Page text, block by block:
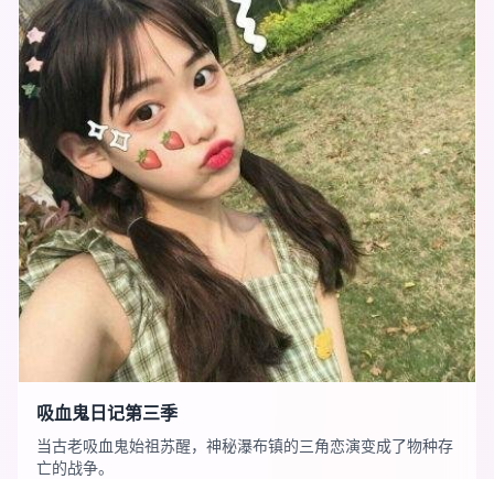
吸血鬼日记第三季
当古老吸血鬼始祖苏醒，神秘瀑布镇的三角恋演变成了物种存
亡的战争。